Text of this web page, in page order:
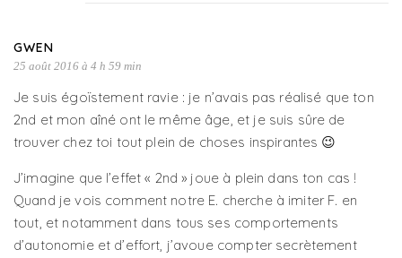
GWEN
25 août 2016 à 4 h 59 min
Je suis égoïstement ravie : je n’avais pas réalisé que ton
2nd et mon aîné ont le même âge, et je suis sûre de
trouver chez toi tout plein de choses inspirantes 😉
J’imagine que l’effet « 2nd » joue à plein dans ton cas !
Quand je vois comment notre E. cherche à imiter F. en
tout, et notamment dans tous ses comportements
d’autonomie et d’effort, j’avoue compter secrètement